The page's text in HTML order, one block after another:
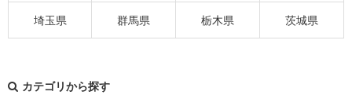
埼玉県 群馬県 栃木県 茨城県
カテゴリから探す